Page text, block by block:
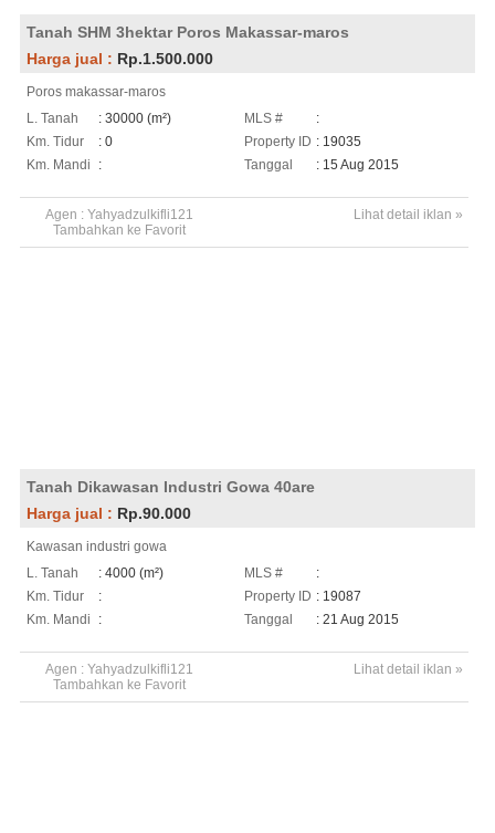
Tanah SHM 3hektar Poros Makassar-maros
Harga jual : Rp.1.500.000
Poros makassar-maros
L. Tanah
: 30000 (m²)
Km. Tidur
: 0
Km. Mandi
:
MLS #
:
Property ID : 19035
Tanggal
: 15 Aug 2015
Agen : Yahyadzulkifli121
Lihat detail iklan »
Tambahkan ke Favorit
Tanah Dikawasan Industri Gowa 40are
Harga jual : Rp.90.000
Kawasan industri gowa
L. Tanah
: 4000 (m²)
Km. Tidur
:
Km. Mandi
:
MLS #
:
Property ID : 19087
Tanggal
: 21 Aug 2015
Agen : Yahyadzulkifli121
Lihat detail iklan »
Tambahkan ke Favorit